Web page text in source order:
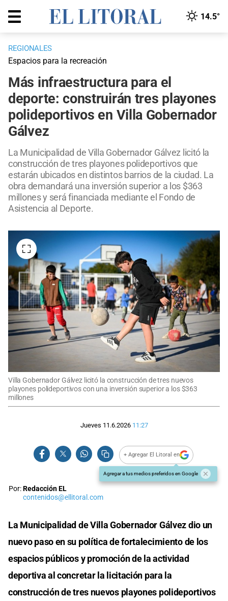
14.5°
REGIONALES
Espacios para la recreación
Más infraestructura para el
deporte: construirán tres playones
polideportivos en Villa Gobernador
Gálvez
La Municipalidad de Villa Gobernador Gálvez licitó la
construcción de tres playones polideportivos que
estarán ubicados en distintos barrios de la ciudad. La
obra demandará una inversión superior a los $363
millones y será financiada mediante el Fondo de
Asistencia al Deporte.
Villa Gobernador Gálvez licitó la construcción de tres nuevos
playones polideportivos con una inversión superior a los $363
millones
Jueves 11.6.2026 11:27
+ Agregar El Litoral en
Agregar a tus medios preferidos en Google
Por:Redacción EL
contenidos@ellitoral.com
La Municipalidad de Villa Gobernador Gálvez dio un
nuevo paso en su política de fortalecimiento de los
espacios públicos y promoción de la actividad
deportiva al concretar la licitación para la
construcción de tres nuevos playones polideportivos